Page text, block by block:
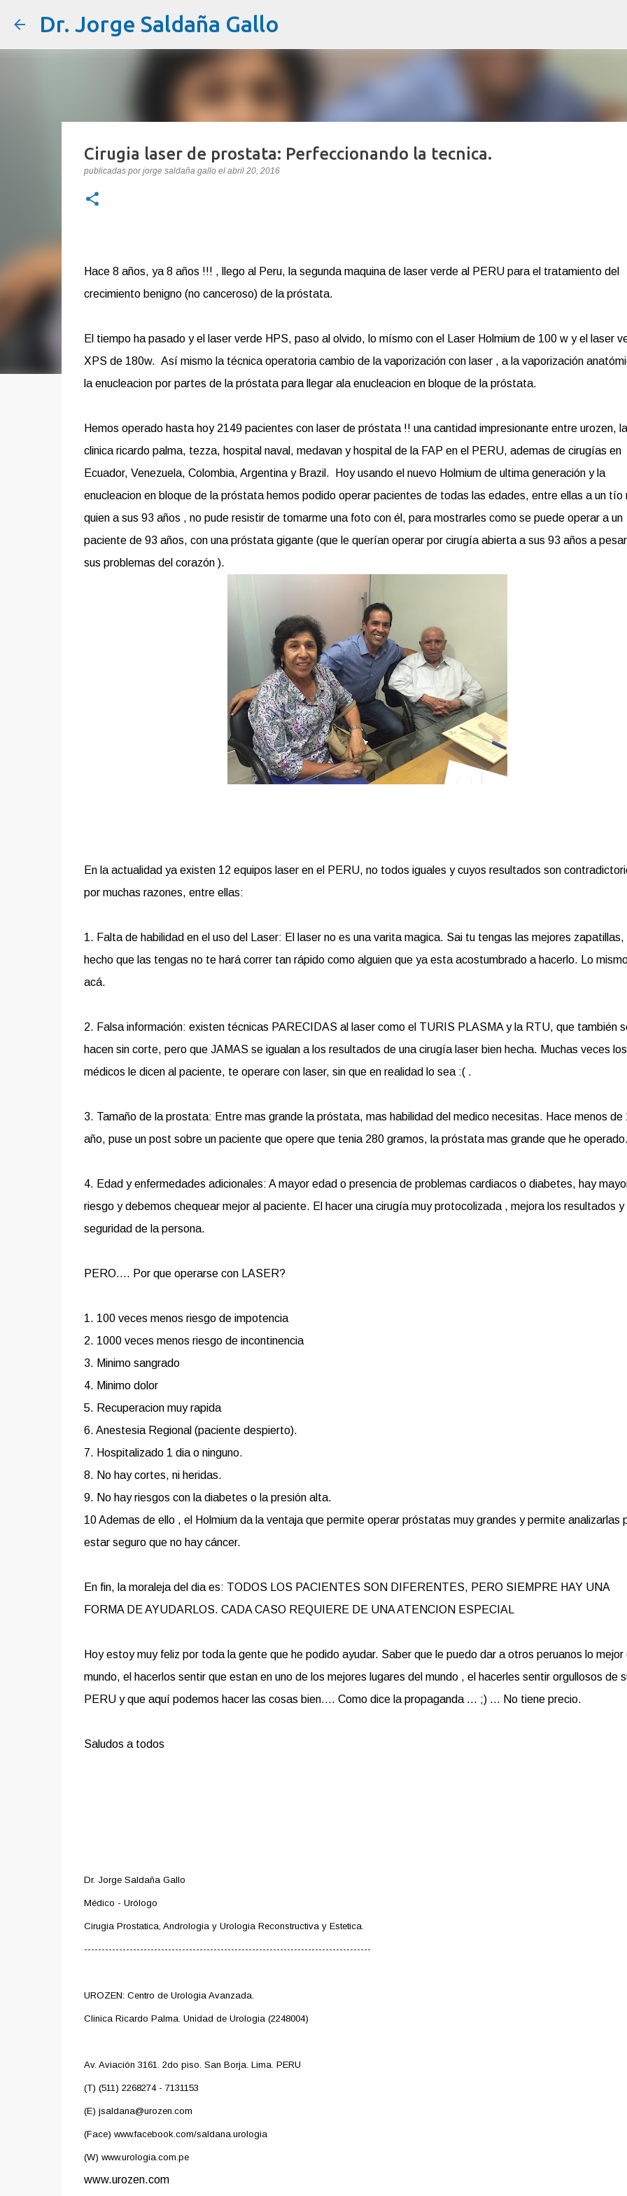
Dr. Jorge Saldaña Gallo
Cirugia laser de prostata: Perfeccionando la tecnica.
publicadas porjorge saldaña gallo el abril 20, 2016
Hace 8 años, ya 8 años !!! , llego al Peru, la segunda maquina de laser verde al PERU para el tratamiento del
crecimiento benigno (no canceroso) de la próstata.
El tiempo ha pasado y el laser verde HPS, paso al olvido, lo mísmo con el Laser Holmium de 100 w y el laser
XPS de 180w. Así mismo la técnica operatoria cambio de la vaporización con laser , a la vaporización
la enucleacion por partes de la próstata para llegar ala enucleacion en bloque de la próstata.
Hemos operado hasta hoy 2149 pacientes con laser de próstata !! una cantidad impresionante entre urozen, la
clinica ricardo palma, tezza, hospital naval, medavan y hospital de la FAP en el PERU, ademas de cirugías en
Ecuador, Venezuela, Colombia, Argentina y Brazil. Hoy usando el nuevo Holmium de ultima generación y la
enucleacion en bloque de la próstata hemos podido operar pacientes de todas las edades, entre ellas a un tío
quien a sus 93 años , no pude resistir de tomarme una foto con él, para mostrarles como se puede operar a un
paciente de 93 años, con una próstata gigante (que le querían operar por cirugía abierta a sus 93 años a
sus problemas del corazón ).
En la actualidad ya existen 12 equipos laser en el PERU, no todos iguales y cuyos resultados son
por muchas razones, entre ellas:
1. Falta de habilidad en el uso del Laser: El laser no es una varita magica. Sai tu tengas las mejores zapatillas,
hecho que las tengas no te hará correr tan rápido como alguien que ya esta acostumbrado a hacerlo. Lo
acá.
2. Falsa información: existen técnicas PARECIDAS al laser como el TURIS PLASMA y la RTU, que también
hacen sin corte, pero que JAMAS se igualan a los resultados de una cirugía laser bien hecha. Muchas veces los
médicos le dicen al paciente, te operare con laser, sin que en realidad lo sea :( .
3. Tamaño de la prostata: Entre mas grande la próstata, mas habilidad del medico necesitas. Hace menos de
año, puse un post sobre un paciente que opere que tenia 280 gramos, la próstata mas grande que he
4. Edad y enfermedades adicionales: A mayor edad o presencia de problemas cardiacos o diabetes, hay
riesgo y debemos chequear mejor al paciente. El hacer una cirugía muy protocolizada , mejora los resultados y
seguridad de la persona.
PERO.... Por que operarse con LASER?
1. 100 veces menos riesgo de impotencia
2. 1000 veces menos riesgo de incontinencia
3. Minimo sangrado
4. Minimo dolor
5. Recuperacion muy rapida
6. Anestesia Regional (paciente despierto).
7. Hospitalizado 1 dia o ninguno.
8. No hay cortes, ni heridas.
9. No hay riesgos con la diabetes o la presión alta.
10 Ademas de ello , el Holmium da la ventaja que permite operar próstatas muy grandes y permite analizarlas
estar seguro que no hay cáncer.
En fin, la moraleja del dia es: TODOS LOS PACIENTES SON DIFERENTES, PERO SIEMPRE HAY UNA
FORMA DE AYUDARLOS. CADA CASO REQUIERE DE UNA ATENCION ESPECIAL
Hoy estoy muy feliz por toda la gente que he podido ayudar. Saber que le puedo dar a otros peruanos lo mejor
mundo, el hacerlos sentir que estan en uno de los mejores lugares del mundo , el hacerles sentir orgullosos de
PERU y que aquí podemos hacer las cosas bien.... Como dice la propaganda ... ;) ... No tiene precio.
Saludos a todos
Dr. Jorge Saldaña Gallo
Médico - Urólogo
Cirugia Prostatica, Andrologia y Urologia Reconstructiva y Estetica.
----------------------------------------------------------------------------------
UROZEN: Centro de Urologia Avanzada.
Clinica Ricardo Palma. Unidad de Urologia (2248004)
Av. Aviación 3161. 2do piso. San Borja. Lima. PERU
(T) (511) 2268274 - 7131153
(E) jsaldana@urozen.com
(Face) www.facebook.com/saldana.urologia
(W) www.urologia.com.pe
www.urozen.com